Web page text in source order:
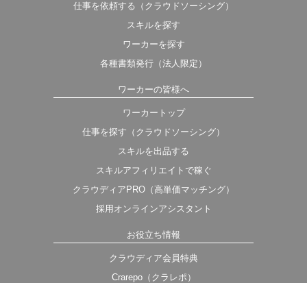
仕事を依頼する（クラウドソーシング）
スキルを探す
ワーカーを探す
各種書類発行（法人限定）
ワーカーの皆様へ
ワーカートップ
仕事を探す（クラウドソーシング）
スキルを出品する
スキルアフィリエイトで稼ぐ
クラウディアPRO（高単価マッチング）
採用オンラインアシスタント
お役立ち情報
クラウディア会員特典
Crarepo（クラレポ）